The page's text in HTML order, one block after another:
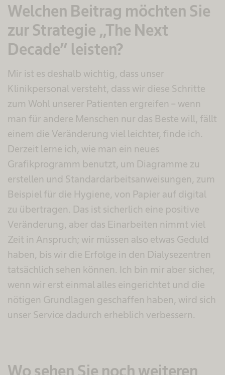
Welchen Beitrag möchten Sie
zur Strategie „The Next
Decade” leisten?
Mir ist es deshalb wichtig, dass unser
Klinikpersonal versteht, dass wir diese Schritte
zum Wohl unserer Patienten ergreifen – wenn
man für andere Menschen nur das Beste will, fällt
einem die Veränderung viel leichter, finde ich.
Derzeit lerne ich, wie man ein neues
Grafikprogramm benutzt, um Diagramme zu
erstellen und Standardarbeitsanweisungen, zum
Beispiel für die Hygiene, von Papier auf digital
zu übertragen. Das ist sicherlich eine positive
Veränderung, aber das Einarbeiten nimmt viel
Zeit in Anspruch; wir müssen also etwas Geduld
haben, bis wir die Erfolge in den Dialysezentren
tatsächlich sehen können. Ich bin mir aber sicher,
wenn wir erst einmal alles eingerichtet und die
nötigen Grundlagen geschaffen haben, wird sich
unser Service dadurch erheblich verbessern.
Wo sehen Sie noch weiteren